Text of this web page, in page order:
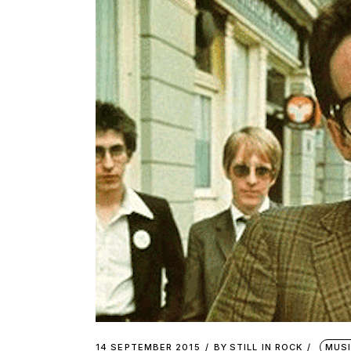
14 SEPTEMBER 2015 BY STILL IN ROCK